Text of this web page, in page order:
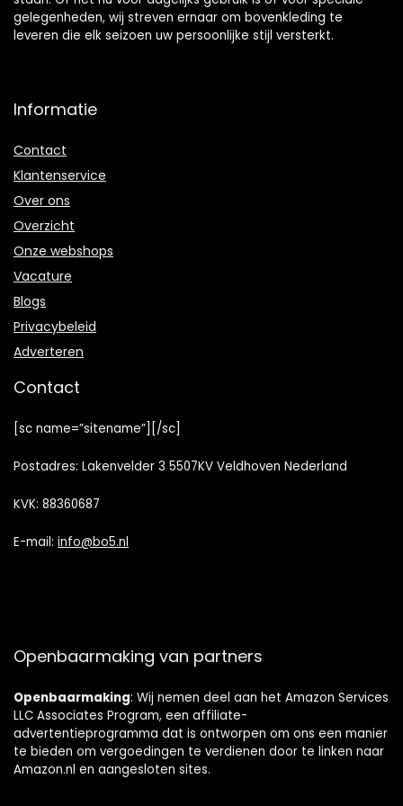
gelegenheden, wij streven ernaar om bovenkleding te
leveren die elk seizoen uw persoonlijke stijl versterkt.
Informatie
Contact
Klantenservice
Over ons
Overzicht
Onze webshops
Vacature
Blogs
Privacybeleid
Adverteren
Contact
[sc name=”sitename”][/sc]
Postadres: Lakenvelder 3 5507KV Veldhoven Nederland
KVK: 88360687
E-mail: info@bo5.nl
Openbaarmaking van partners
Openbaarmaking: Wij nemen deel aan het Amazon Services
LLC Associates Program, een affiliate-
advertentieprogramma dat is ontworpen om ons een manier
te bieden om vergoedingen te verdienen door te linken naar
Amazon.nl en aangesloten sites.